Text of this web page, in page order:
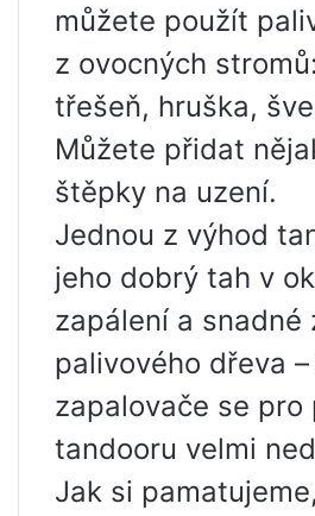
můžete použít
z ovocných
třešeň, hruška,
Můžete přidat
štěpky na uzení.
Jednou z výhod
jeho dobrý tah v
zapálení a snadné
palivového dřeva
zapalovače se pro
tandooru velmi
Jak si